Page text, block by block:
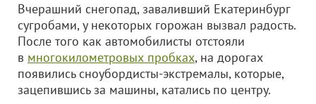
Вчерашний снегопад, заваливший Екатеринбург
сугробами, у некоторых горожан вызвал радость.
После того как автомобилисты отстояли
в многокилометровых пробках, на дорогах
появились сноубордисты-экстремалы, которые,
зацепившись за машины, катались по центру.